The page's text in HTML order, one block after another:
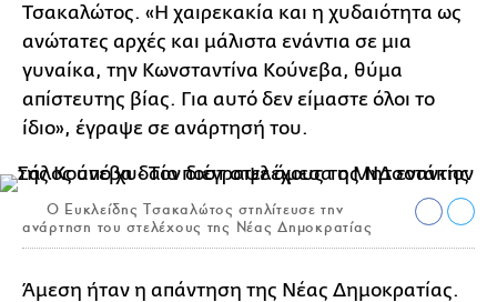
Τσακαλώτος. «Η χαιρεκακία και η χυδαιότητα ως
ανώτατες αρχές και μάλιστα ενάντια σε μια
γυναίκα, την Κωνσταντίνα Κούνεβα, θύμα
απίστευτης βίας. Για αυτό δεν είμαστε όλοι το
ίδιο», έγραψε σε ανάρτησή του.
Ο Ευκλείδης Τσακαλώτος στηλίτευσε την
ανάρτηση του στελέχους της Νέας Δημοκρατίας
Άμεση ήταν η απάντηση της Νέας Δημοκρατίας.